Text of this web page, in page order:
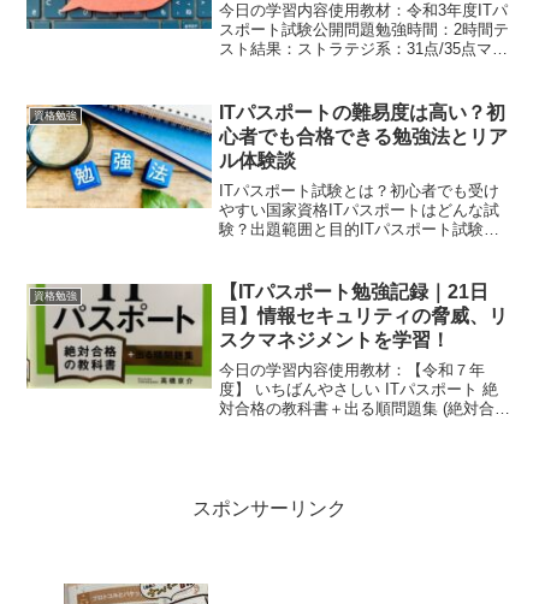
今日の学習内容使用教材：令和3年度ITパ
スポート試験公開問題勉強時間：2時間テ
スト結果：ストラテジ系：31点/35点マネ
は電気通信分野の国際標準化機関。...
資格勉強
ITパスポートの難易度は高い？初
心者でも合格できる勉強法とリア
ル体験談
ITパスポート試験とは？初心者でも受け
やすい国家資格ITパスポートはどんな試
験？出題範囲と目的ITパスポート試験
けでなく、どんな仕事にも役立つ「情報
リテラシー」「セキ...
資格勉強
【ITパスポート勉強記録｜21日
目】情報セキュリティの脅威、リ
スクマネジメントを学習！
今日の学習内容使用教材：【令和７年
度】 いちばんやさしい ITパスポート 絶
対合格の教科書＋出る順問題集 (絶対合格
スポンサーリンク